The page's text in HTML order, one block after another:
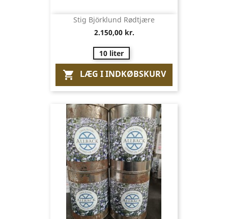
Stig Björklund Rødtjære
2.150,00 kr.
10 liter
 LÆG I INDKØBSKURV